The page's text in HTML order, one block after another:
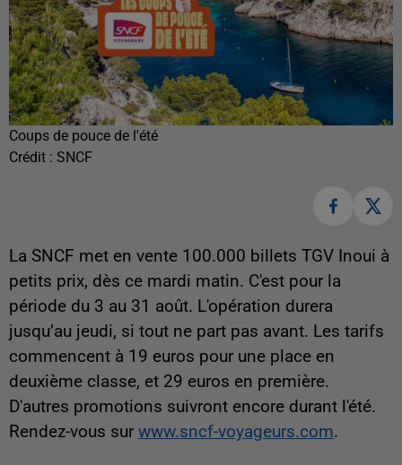
Coups de pouce de l'été
Crédit : SNCF
La SNCF met en vente 100.000 billets TGV Inoui à
petits prix, dès ce mardi matin. C'est pour la
période du 3 au 31 août. L'opération durera
jusqu’au jeudi, si tout ne part pas avant. Les tarifs
commencent à 19 euros pour une place en
deuxième classe, et 29 euros en première.
D'autres promotions suivront encore durant l'été.
Rendez-vous sur www.sncf-voyageurs.com.